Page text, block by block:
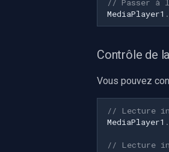
MediaPlayer1 .
Contrôle de
Vous pouvez
// Lecture
MediaPlayer1 .
// Lecture